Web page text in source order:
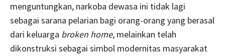
menguntungkan, narkoba dewasa ini tidak lagi
sebagai sarana pelarian bagi orang-orang yang berasal
dari keluarga broken home, melainkan telah
dikonstruksi sebagai simbol modernitas masyarakat